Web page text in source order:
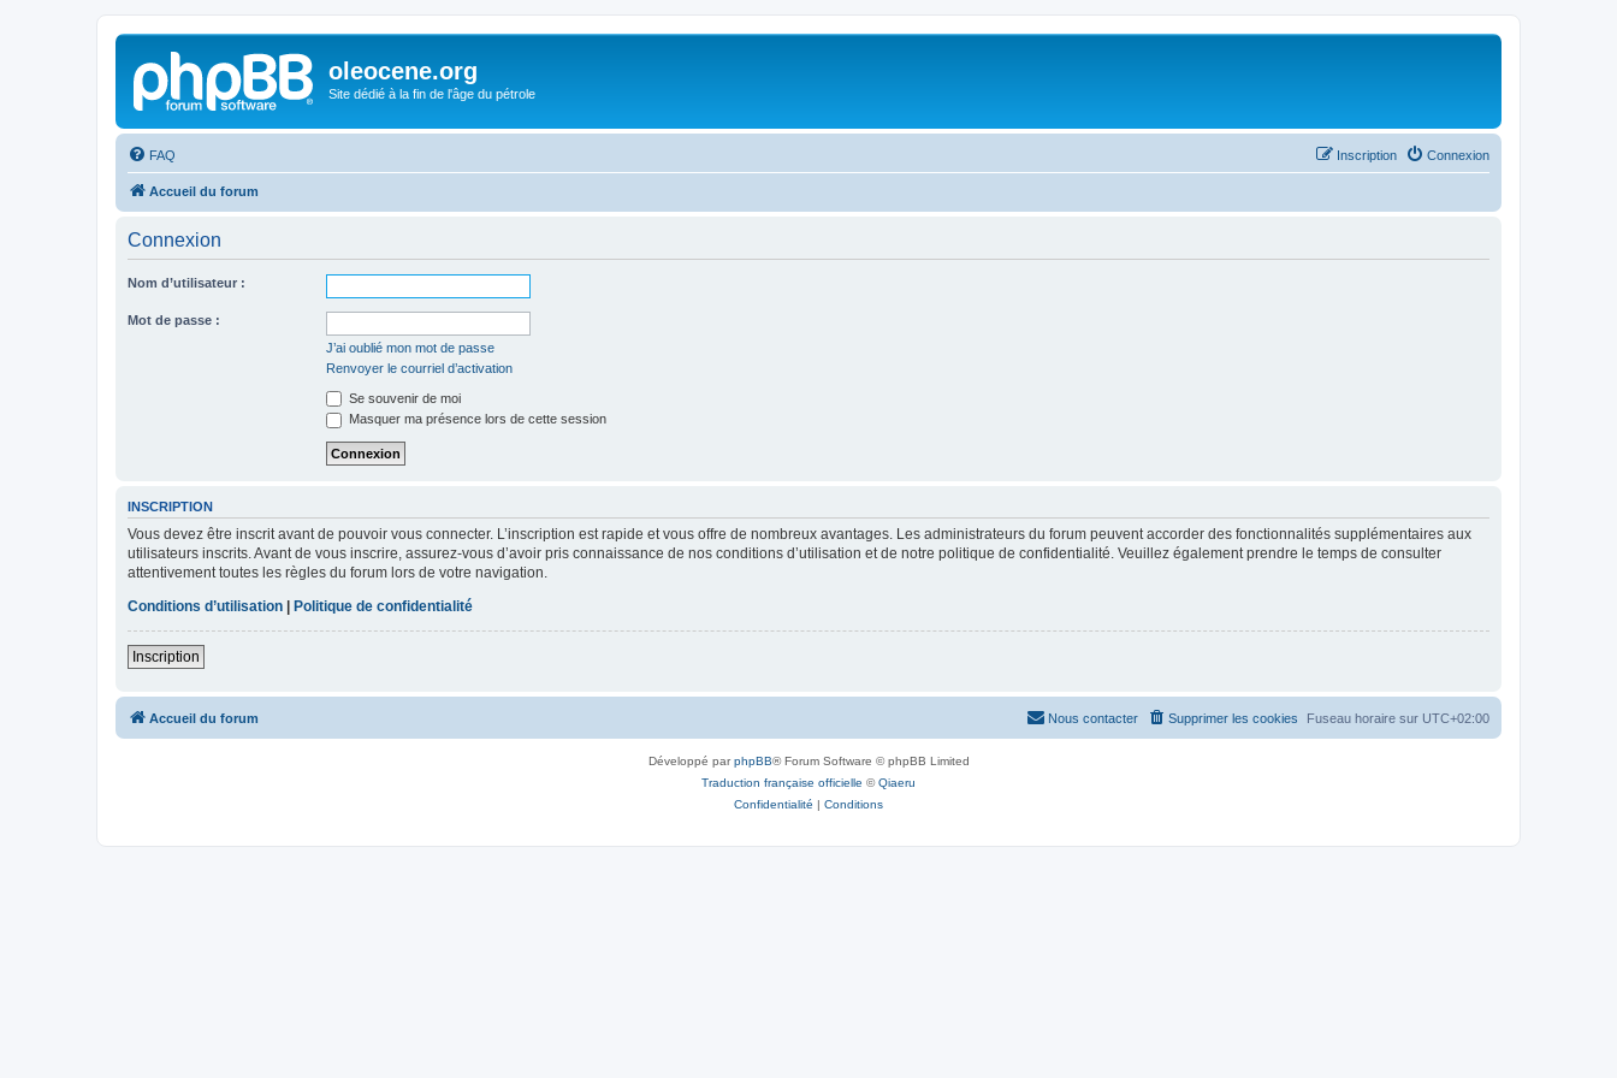
oleocene.org
Site dédié à la fin de l'âge du pétrole
FAQ Connexion
Inscription
Accueil du forum
Connexion
Nom d’utilisateur :
Mot de passe :
J’ai oublié mon mot de passe
Renvoyer le courriel d’activation
Se souvenir de moi
Masquer ma présence lors de cette session
INSCRIPTION
Vous devez être inscrit avant de pouvoir vous connecter. L’inscription est rapide et vous offre de nombreux avantages. Les administrateurs du forum peuvent accorder des fonctionnalités supplémentaires aux
utilisateurs inscrits. Avant de vous inscrire, assurez-vous d’avoir pris connaissance de nos conditions d’utilisation et de notre politique de confidentialité. Veuillez également prendre le temps de consulter
attentivement toutes les règles du forum lors de votre navigation.
Conditions d’utilisation
Politique de confidentialité
Inscription
Accueil du forum Fuseau horaire sur UTC+02:00
Supprimer les cookies
Nous contacter
Développé parphpBB® Forum Software © phpBB Limited
Traduction française officielle ©Qiaeru
Confidentialité | Conditions